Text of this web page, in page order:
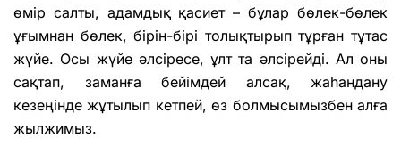
өмір салты, адамдық қасиет – бұлар бөлек-бөлек
ұғымнан бөлек, бірін-бірі толықтырып тұрған тұтас
жүйе. Осы жүйе әлсіресе, ұлт та әлсірейді. Ал оны
сақтап, заманға бейімдей алсақ, жаһандану
кезеңінде жұтылып кетпей, өз болмысымызбен алға
жылжимыз.